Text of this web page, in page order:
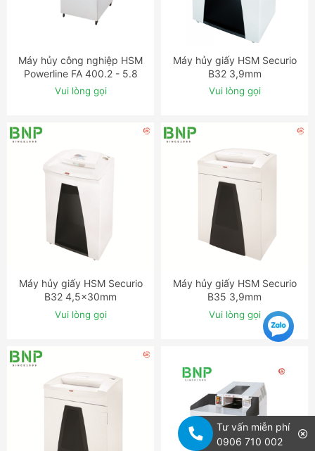
ĐẶT NGAY
Máy hủy công nghiệp HSM
Powerline FA 400.2 - 5.8
mm
Vui lòng gọi
ĐẶT NGAY
Máy hủy giấy HSM Securio
B32 3,9mm
Vui lòng gọi
ĐẶT NGAY
Máy hủy giấy HSM Securio
B32 4,5x30mm
Vui lòng gọi
ĐẶT NGAY
Máy hủy giấy HSM Securio
B35 3,9mm
Vui lòng gọi
Tư vấn miễn phí
0906 710 002